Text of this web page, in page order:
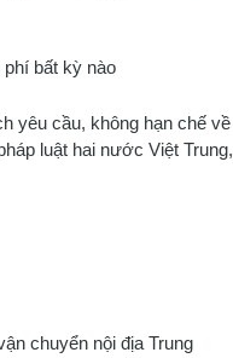
bất kỳ nào
cầu, không hạn chế về
luật hai nước Việt Trung,
chuyển nội địa Trung